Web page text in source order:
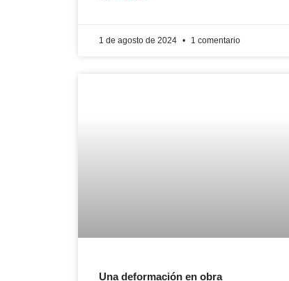
1 de agosto de 2024 1 comentario
Una deformación en obra